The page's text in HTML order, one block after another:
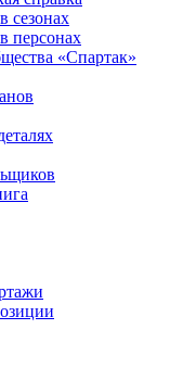
сезонах
персонах
«Спартак»